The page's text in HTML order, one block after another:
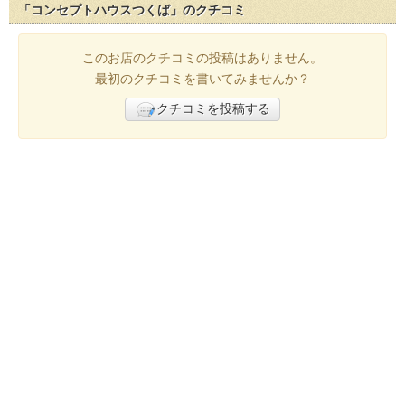
「コンセプトハウスつくば」のクチコミ
このお店のクチコミの投稿はありません。
最初のクチコミを書いてみませんか？
クチコミを投稿する